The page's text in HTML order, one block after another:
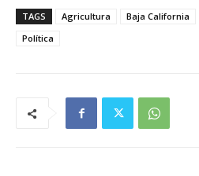
TAGS Agricultura Baja California
Política